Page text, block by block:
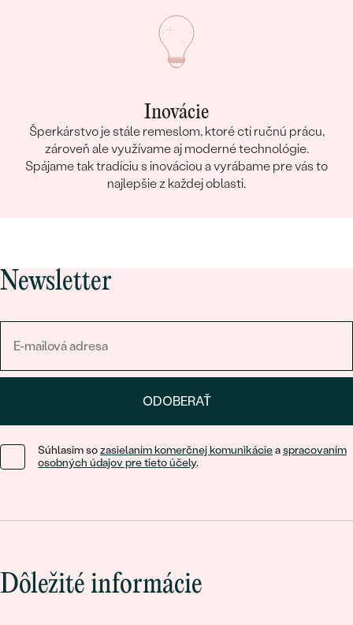
Inovácie
Šperkárstvo je stále remeslom, ktoré ctí ručnú prácu,
zároveň ale využívame aj moderné technológie.
Spájame tak tradíciu s inováciou a vyrábame pre vás to
najlepšie z každej oblasti.
Newsletter
ODOBERAŤ
Súhlasím sozasielaním komerčnej komunikácieaspracovaním
osobných údajov pre tieto účely.
Dôležité informácie